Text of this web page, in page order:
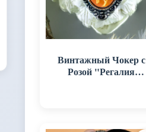
Винтажный Чокер с
Розой "Регалия